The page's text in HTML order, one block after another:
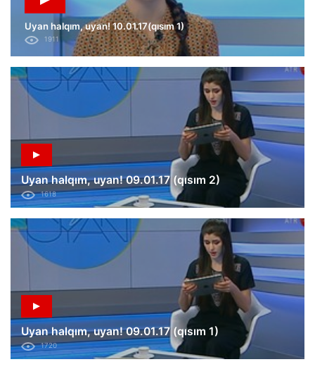
Uyan halqım, uyan! 10.01.17(qısım 1)
1911
Uyan halqım, uyan! 09.01.17 (qısım 2)
1618
Uyan halqım, uyan! 09.01.17 (qısım 1)
1720